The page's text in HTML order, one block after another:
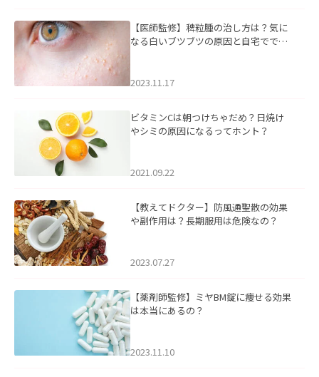
【医師監修】稗粒腫の治し方は？気に
なる白いブツブツの原因と自宅ででき
2023.11.17
ビタミンCは朝つけちゃだめ？日焼け
やシミの原因になるってホント？
2021.09.22
【教えてドクター】防風通聖散の効果
や副作用は？長期服用は危険なの？
2023.07.27
【薬剤師監修】ミヤBM錠に痩せる効果
は本当にあるの？
2023.11.10